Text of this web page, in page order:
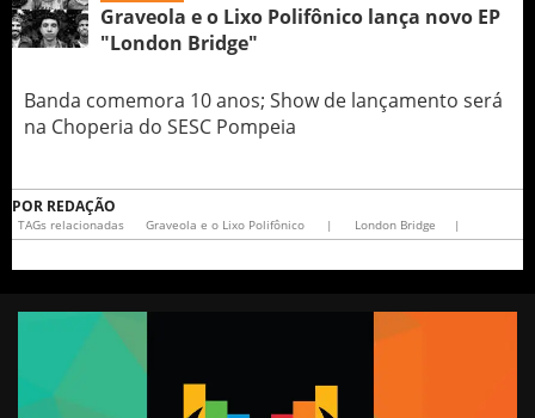
Graveola e o Lixo Polifônico lança novo EP
"London Bridge"
Banda comemora 10 anos; Show de lançamento será
na Choperia do SESC Pompeia
POR REDAÇÃO
TAGs relacionadas Graveola e o Lixo Polifônico | London Bridge |